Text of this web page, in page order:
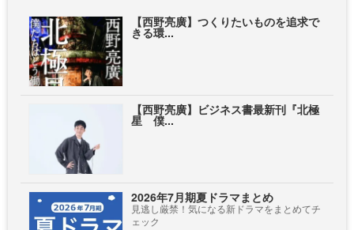
【西野亮廣】つくりたいものを追求で
きる環...
【西野亮廣】ビジネス書最新刊『北極
星 僕...
2026年7月期夏ドラマまとめ
見逃し厳禁！気になる新ドラマをまとめてチ
ェック